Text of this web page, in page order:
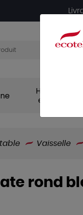
Hygiène et
entretien
Vaisselle
rond